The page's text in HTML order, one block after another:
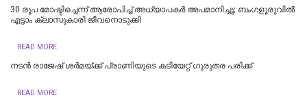
30 രൂപ മോഷ്ടിച്ചെന്ന് ആരോപിച്ച് അധ്യാപകർ അപമാനിച്ചു; ബംഗളൂരുവിൽ
എട്ടാം ക്ലാസുകാരി ജീവനൊടുക്കി
READ MORE
നടൻ രാജേഷ് ശർമയ്ക്ക് പ്രാണിയുടെ കടിയേറ്റ് ഗുരുതര പരിക്ക്
READ MORE